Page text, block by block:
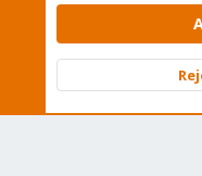
Community platform by